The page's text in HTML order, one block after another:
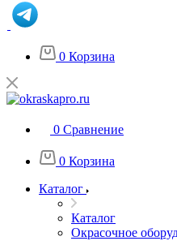
0 Корзина
0 Сравнение
0 Корзина
Каталог
Каталог
Окрасочное